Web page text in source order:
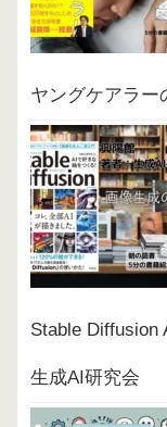
ヤングケアラー
Stable Diffusion
生成AI研究会